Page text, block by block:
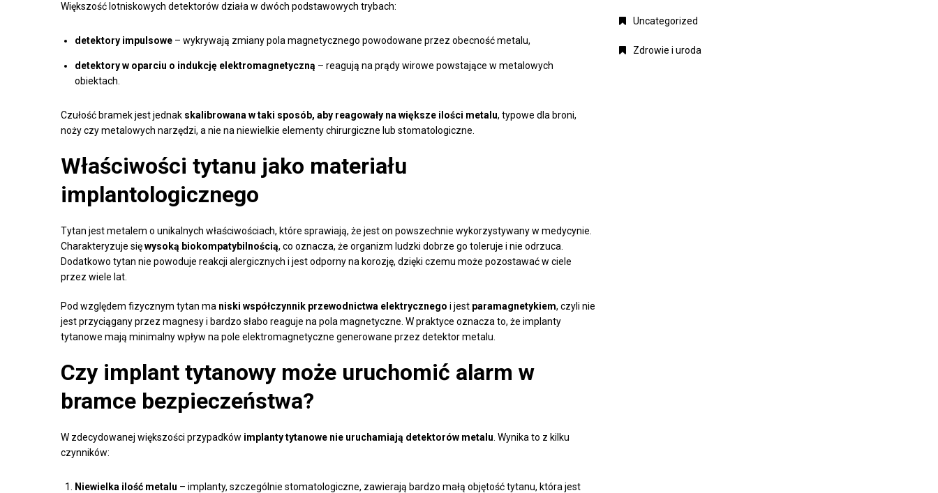
Większość lotniskowych detektorów działa w dwóch podstawowych trybach:
detektory impulsowe – wykrywają zmiany pola magnetycznego powodowane przez obecność metalu,
detektory w oparciu o indukcję elektromagnetyczną – reagują na prądy wirowe powstające w metalowych
obiektach.
Czułość bramek jest jednak skalibrowana w taki sposób, aby reagowały na większe ilości metalu, typowe dla broni,
noży czy metalowych narzędzi, a nie na niewielkie elementy chirurgiczne lub stomatologiczne.
Właściwości tytanu jako materiału
implantologicznego
Tytan jest metalem o unikalnych właściwościach, które sprawiają, że jest on powszechnie wykorzystywany w medycynie.
Charakteryzuje sięwysoką biokompatybilnością, co oznacza, że organizm ludzki dobrze go toleruje i nie odrzuca.
Dodatkowo tytan nie powoduje reakcji alergicznych i jest odporny na korozję, dzięki czemu może pozostawać w ciele
przez wiele lat.
Pod względem fizycznym tytan ma niski współczynnik przewodnictwa elektrycznego i jest paramagnetykiem, czyli nie
jest przyciągany przez magnesy i bardzo słabo reaguje na pola magnetyczne. W praktyce oznacza to, że implanty
tytanowe mają minimalny wpływ na pole elektromagnetyczne generowane przez detektor metalu.
Czy implant tytanowy może uruchomić alarm w
bramce bezpieczeństwa?
W zdecydowanej większości przypadków implanty tytanowe nie uruchamiają detektorów metalu . Wynika to z kilku
czynników:
Niewielka ilość metalu – implanty, szczególnie stomatologiczne, zawierają bardzo małą objętość tytanu, która jest
Uncategorized
Zdrowie i uroda